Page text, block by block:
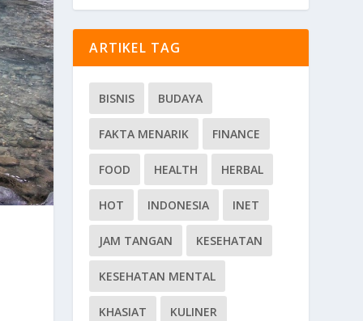
ARTIKEL TAG
BISNIS BUDAYA
FAKTA MENARIK FINANCE
FOOD HEALTH HERBAL
HOT INDONESIA INET
JAM TANGAN KESEHATAN
KESEHATAN MENTAL
KHASIAT KULINER